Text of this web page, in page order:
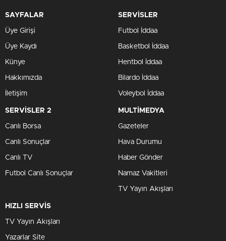
SAYFALAR
Üye Girişi
Üye Kaydı
Künye
Hakkımızda
İletişim
SERVİSLER
Futbol İddaa
Basketbol İddaa
Hentbol İddaa
Bilardo İddaa
Voleybol İddaa
SERVİSLER 2
Canlı Borsa
Canlı Sonuçlar
Canlı TV
Futbol Canlı Sonuçlar
MULTİMEDYA
Gazeteler
Hava Durumu
Haber Gönder
Namaz Vakitleri
TV Yayın Akışları
HIZLI SERVİS
TV Yayın Akışları
Yazarlar Site